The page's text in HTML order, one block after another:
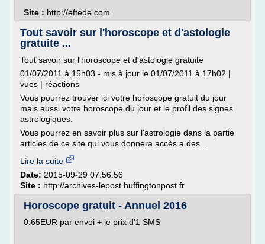
Site : http://eftede.com
Tout savoir sur l'horoscope et d'astologie
gratuite ...
Tout savoir sur l'horoscope et d'astologie gratuite
01/07/2011 à 15h03 - mis à jour le 01/07/2011 à 17h02 |
vues | réactions
Vous pourrez trouver ici votre horoscope gratuit du jour
mais aussi votre horoscope du jour et le profil des signes
astrologiques.
Vous pourrez en savoir plus sur l'astrologie dans la partie
articles de ce site qui vous donnera accès a des...
Lire la suite
Date: 2015-09-29 07:56:56
Site : http://archives-lepost.huffingtonpost.fr
Horoscope gratuit - Annuel 2016
0.65EUR par envoi + le prix d'1 SMS